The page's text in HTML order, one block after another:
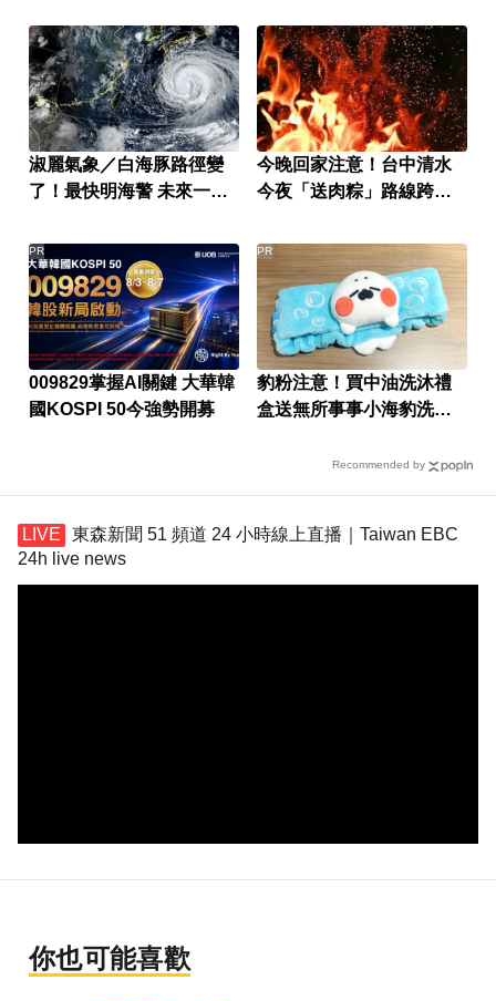
淑麗氣象／白海豚路徑變
了！最快明海警 未來一週
今晚回家注意！台中清水
今夜「送肉粽」路線跨彰
009829掌握AI關鍵 大華韓
國KOSPI 50今強勢開募
PR
豹粉注意！買中油洗沐禮
盒送無所事事小海豹洗臉
PR
Recommended by
東森新聞 51 頻道 24 小時線上直播｜Taiwan EBC
24h live news
你也可能喜歡